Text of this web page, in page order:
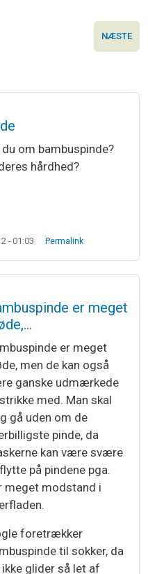
NÆSTE
om bambuspinde?
hårdhed?
- 01:03 Permalink
afGitte Greve jø…
er meget
er meget
men de kan også
ganske udmærkede
med. Man skal
gå uden om de
pinde, da
kan være svære
på pindene pga.
meget modstand i
foretrækker
til sokker, da
ikke glider så let af